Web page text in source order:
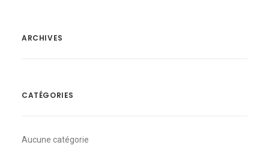
ARCHIVES
CATÉGORIES
Aucune catégorie